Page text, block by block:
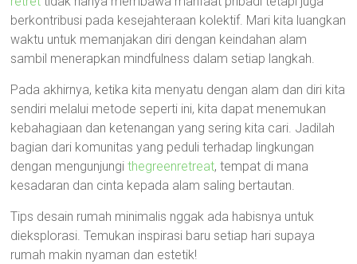
berkontribusi pada kesejahteraan kolektif. Mari kita luangkan
waktu untuk memanjakan diri dengan keindahan alam
sambil menerapkan mindfulness dalam setiap langkah.
Pada akhirnya, ketika kita menyatu dengan alam dan diri kita
sendiri melalui metode seperti ini, kita dapat menemukan
kebahagiaan dan ketenangan yang sering kita cari. Jadilah
bagian dari komunitas yang peduli terhadap lingkungan
dengan mengunjungithegreenretreat, tempat di mana
kesadaran dan cinta kepada alam saling bertautan.
Tips desain rumah minimalis nggak ada habisnya untuk
dieksplorasi. Temukan inspirasi baru setiap hari supaya
rumah makin nyaman dan estetik!